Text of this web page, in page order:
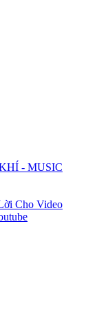
- MUSIC
Cho Video